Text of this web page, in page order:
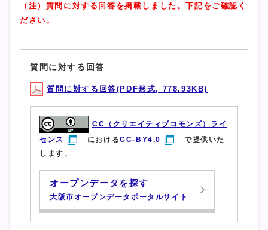
（注）質問に対する回答を掲載しました。下記をご確認く
ださい。
質問に対する回答
質問に対する回答(PDF形式, 778.93KB)
CC（クリエイティブコモンズ）ライ
センス
におけるCC-BY4.0
で提供いた
します。
オープンデータを探す
大阪市オープンデータポータルサイト